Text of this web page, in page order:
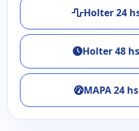
Holter 24
Holter 48
MAPA 24